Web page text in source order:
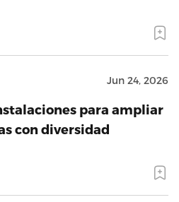
Jun 24, 2026
para ampliar
con diversidad